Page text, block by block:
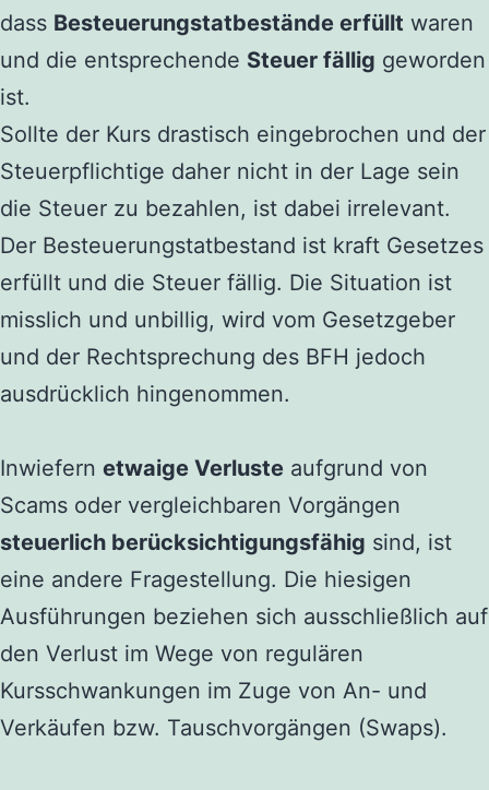
dass Besteuerungstatbestände erfüllt waren
und die entsprechende Steuer fällig geworden
ist.
Sollte der Kurs drastisch eingebrochen und der
Steuerpflichtige daher nicht in der Lage sein
die Steuer zu bezahlen, ist dabei irrelevant.
Der Besteuerungstatbestand ist kraft Gesetzes
erfüllt und die Steuer fällig. Die Situation ist
misslich und unbillig, wird vom Gesetzgeber
und der Rechtsprechung des BFH jedoch
ausdrücklich hingenommen.
Inwiefern etwaige Verluste aufgrund von
Scams oder vergleichbaren Vorgängen
steuerlich berücksichtigungsfähig sind, ist
eine andere Fragestellung. Die hiesigen
Ausführungen beziehen sich ausschließlich auf
den Verlust im Wege von regulären
Kursschwankungen im Zuge von An- und
Verkäufen bzw. Tauschvorgängen (Swaps).